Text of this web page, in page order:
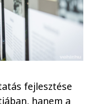
fejlesztése
hanem a